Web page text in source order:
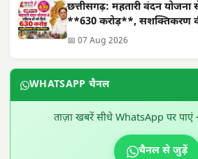
छत्तीसगढ़: महतारी वंदन
**630 करोड़**, सशक्तिकरण
📅 07 Aug 2026
WHATSAPP चैनल
ताज़ा खबरें सीधे WhatsApp पर
चैनल से जुड़ें